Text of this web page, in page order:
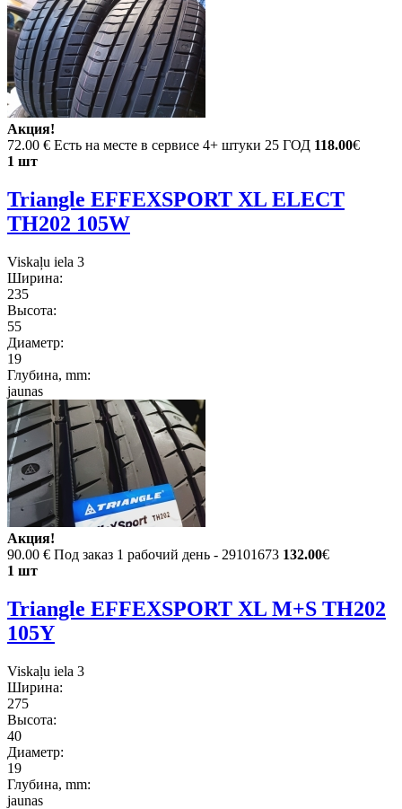
Акция!
72.00 € Есть на месте в сервисе 4+ штуки 25 ГОД 118.00€
1 шт
Triangle EFFEXSPORT XL ELECT
TH202 105W
Viskaļu iela 3
Ширина:
235
Высота:
55
Диаметр:
19
Глубина, mm:
jaunas
Акция!
90.00 € Под заказ 1 рабочий день - 29101673 132.00€
1 шт
Triangle EFFEXSPORT XL M+S TH202
105Y
Viskaļu iela 3
Ширина:
275
Высота:
40
Диаметр:
19
Глубина, mm:
jaunas